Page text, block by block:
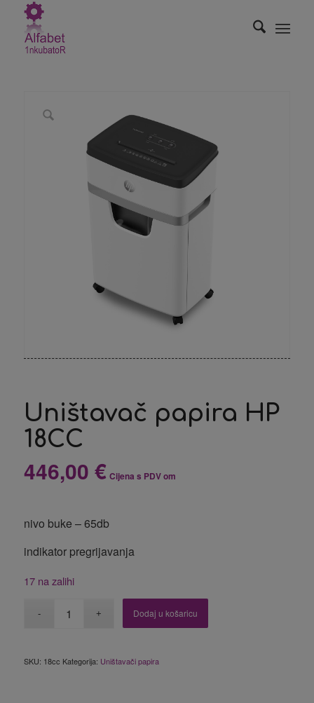
Uništavač papira HP
18CC
446,00 € Cijena s PDV om
nivo buke – 65db
indikator pregrijavanja
17 na zalihi
Dodaj u košaricu
SKU: 18cc Kategorija: Uništavači papira